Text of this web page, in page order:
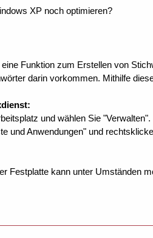
XP noch optimieren?
Funktion zum Erstellen von
darin vorkommen. Mithilfe
und wählen Sie "Verwalten".
und Anwendungen" und
Festplatte kann unter Umständen